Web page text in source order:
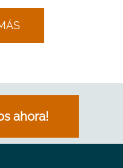
ahora!